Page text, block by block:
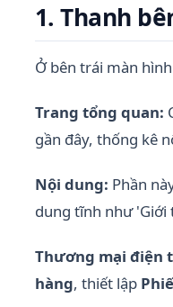
1. Thanh
Ở bên trái màn
Trang tổng quan:
gần đây, thống kê
Nội dung: Phần
dung tĩnh như 'Giới
Thương mại điện
hàng, thiết lập